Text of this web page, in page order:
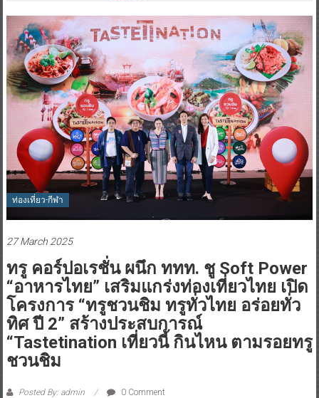
ท่องเที่ยว-กีฬา
27 March 2025
ทรู คอร์ปอเรชั่น ผนึก ททท. ชู Soft Power
“อาหารไทย” เสริมแกร่งท่องเที่ยวไทย เปิด
โครงการ “ทรูชวนชิม ทรูทั่วไทย อร่อยทั่ว
ทิศ ปี 2” สร้างประสบการณ์
“Tastetination เที่ยวนี้ กินไหน ตามรอยทรู
ชวนชิม
Posted By: admin 0 Comment